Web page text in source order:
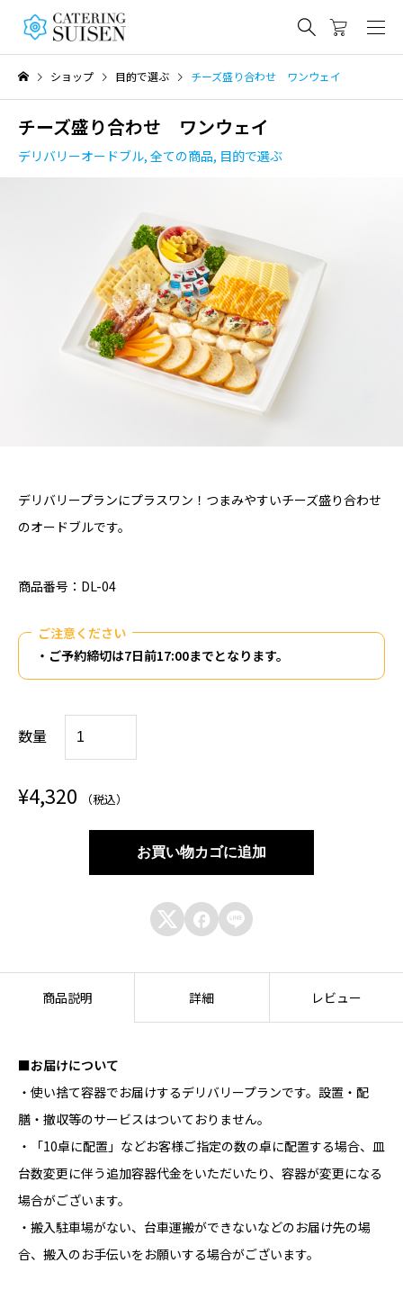
ショップ 目的で選ぶ チーズ盛り合わせ ワンウェイ
チーズ盛り合わせ ワンウェイ
デリバリーオードブル, 全ての商品, 目的で選ぶ
デリバリープランにプラスワン！つまみやすいチーズ盛り合わせ
のオードブルです。
商品番号：DL-04
ご注意ください
・ご予約締切は7日前17:00までとなります。
数量
チ
ー
ズ
ワ
ェ
イ
個
¥4,320 （税込）
お買い物カゴに追加
  
商品説明 詳細 レビュー
■お届けについて
・使い捨て容器でお届けするデリバリープランです。設置・配
膳・撤収等のサービスはついておりません。
・「10卓に配置」などお客様ご指定の数の卓に配置する場合、皿
台数変更に伴う追加容器代金をいただいたり、容器が変更になる
場合がございます。
・搬入駐車場がない、台車運搬ができないなどのお届け先の場
合、搬入のお手伝いをお願いする場合がございます。